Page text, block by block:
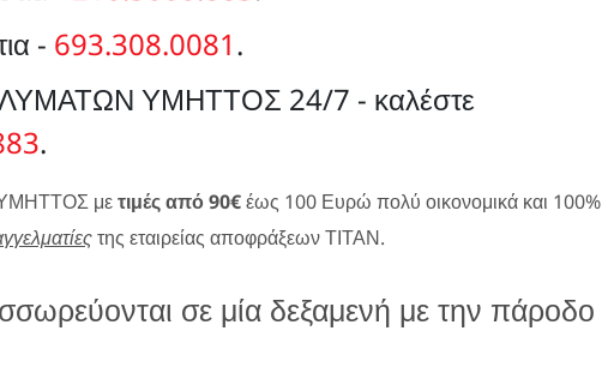
- 693.308.0081.
ΥΜΗΤΤΟΣ 24/7 - καλέστε
.
μετιμές από 90€έως 100 Ευρώ πολύ οικονομικά και 100%
της εταιρείας αποφράξεων ΤΙΤΑΝ.
σε μία δεξαμενή με την πάροδο